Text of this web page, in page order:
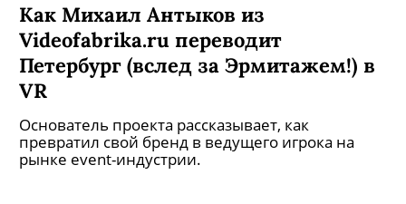
Как Михаил Антыков из
Videofabrika.ru переводит
Петербург (вслед за Эрмитажем!) в
VR
Основатель проекта рассказывает, как
превратил свой бренд в ведущего игрока на
рынке event-индустрии.